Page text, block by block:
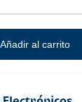
Añadir al carrito